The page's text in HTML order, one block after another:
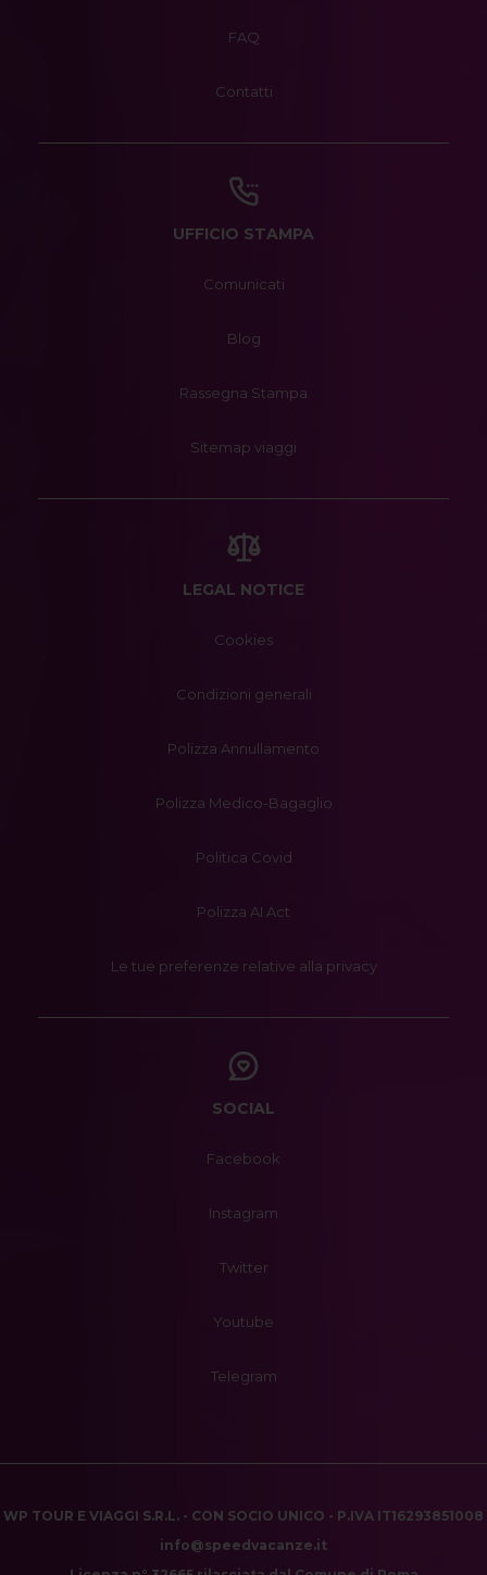
FAQ
Contatti
UFFICIO STAMPA
Comunicati
Blog
Rassegna Stampa
Sitemap viaggi
LEGAL NOTICE
Cookies
Condizioni generali
Polizza Annullamento
Polizza Medico-Bagaglio
Politica Covid
Polizza AI Act
Le tue preferenze relative alla privacy
SOCIAL
Facebook
Instagram
Twitter
Youtube
Telegram
WP TOUR E VIAGGI S.R.L. - CON SOCIO UNICO - P.IVA IT16293851008
info@speedvacanze.it